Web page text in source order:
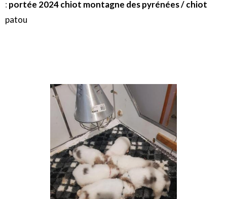
: portée 2024 chiot montagne des pyrénées / chiot
patou